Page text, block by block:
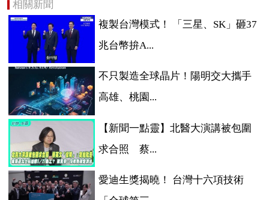
相關新聞
複製台灣模式！ 「三星、SK」砸37
兆台幣拚A...
不只製造全球晶片！陽明交大攜手
高雄、桃園...
【新聞一點靈】北醫大演講被包圍
求合照 蔡...
愛迪生獎揭曉！ 台灣十六項技術